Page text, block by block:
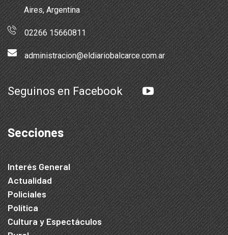
Aires, Argentina
02266 15660811
administracion@eldiariobalcarce.com.ar
Seguinos en Facebook
Secciones
Interés General
Actualidad
Policiales
Política
Cultura y Espectáculos